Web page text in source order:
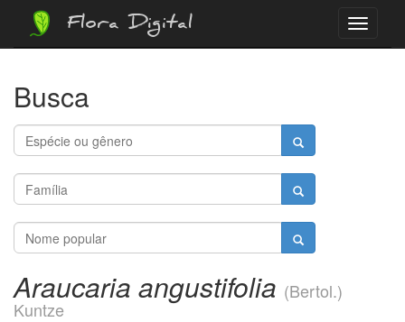
Menu
Flora Digital
Busca
Araucaria angustifolia (Bertol.)
Kuntze